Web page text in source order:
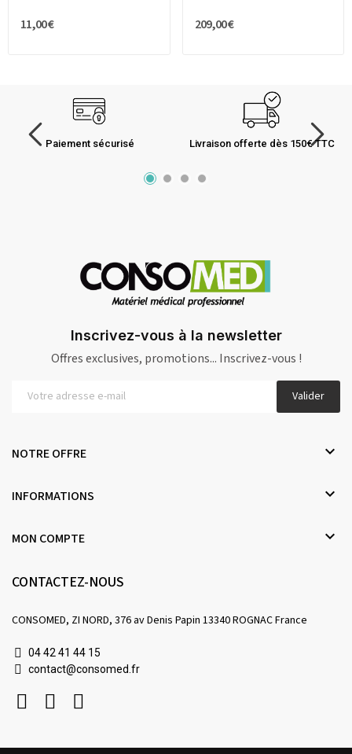
11,00 € 209,00 €
Paiement sécurisé Livraison offerte dès 150€ TTC
Inscrivez-vous à la newsletter
Offres exclusives, promotions... Inscrivez-vous !
Valider
NOTRE OFFRE 
INFORMATIONS 
MON COMPTE 
CONTACTEZ-NOUS
CONSOMED, ZI NORD, 376 av Denis Papin 13340 ROGNAC France
04 42 41 44 15
contact@consomed.fr